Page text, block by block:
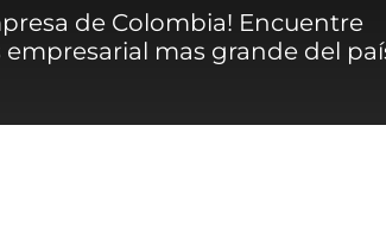
de Colombia! Encuentre
mas grande del